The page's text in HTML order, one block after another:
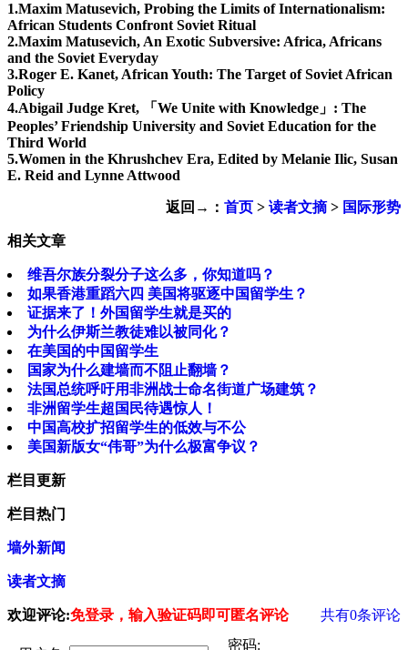
1.Maxim Matusevich, Probing the Limits of Internationalism:
African Students Confront Soviet Ritual
2.Maxim Matusevich, An Exotic Subversive: Africa, Africans
and the Soviet Everyday
3.Roger E. Kanet, African Youth: The Target of Soviet African
Policy
4.Abigail Judge Kret, 「We Unite with Knowledge」: The
Peoples’ Friendship University and Soviet Education for the
Third World
5.Women in the Khrushchev Era, Edited by Melanie Ilic, Susan
E. Reid and Lynne Attwood
返回→： 首页 > 读者文摘> 国际形势
相关文章
维吾尔族分裂分子这么多，你知道吗？
如果香港重蹈六四 美国将驱逐中国留学生？
证据来了！外国留学生就是买的
为什么伊斯兰教徒难以被同化？
在美国的中国留学生
国家为什么建墙而不阻止翻墙？
法国总统呼吁用非洲战士命名街道广场建筑？
非洲留学生超国民待遇惊人！
中国高校扩招留学生的低效与不公
美国新版女“伟哥”为什么极富争议？
栏目更新
栏目热门
墙外新闻
读者文摘
欢迎评论:免登录，输入验证码即可匿名评论 共有0条评论
密码: